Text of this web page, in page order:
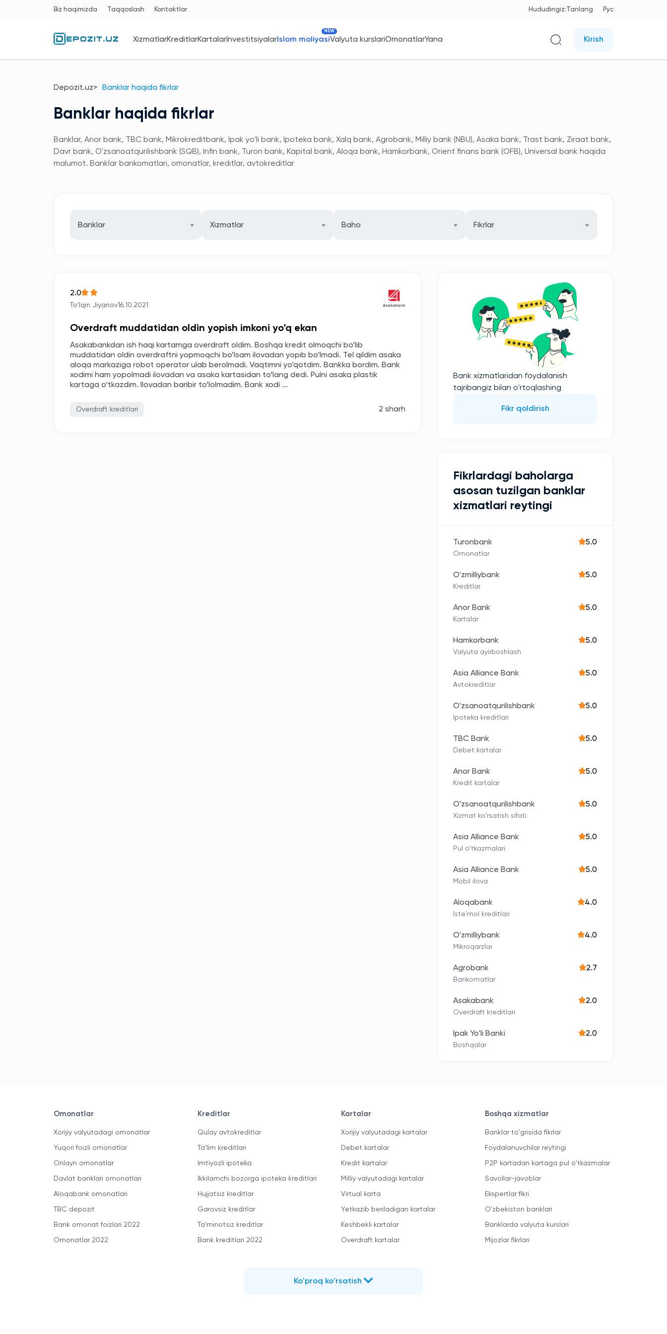
Biz haqimizda Taqqoslash Kontaktlar Hududingiz:Tanlang Рус
XizmatlarKreditlarKartalarInvestitsiyalarIslom moliyasi
NEW
Valyuta kurslariOmonatlarYana Kirish
Depozit.uz Banklar haqida fikrlar
Banklar haqida fikrlar
Banklar, Anor bank, TBC bank, Mikrokreditbank, Ipak yo'li bank, Ipoteka bank, Xalq bank, Agrobank, Milliy bank (NBU), Asaka bank, Trast bank, Ziraat bank,
Davr bank, O'zsanoatqurilishbank (SQB), Infin bank, Turon bank, Kapital bank, Aloqa bank, Hamkorbank, Orient finans bank (OFB), Universal bank haqida
malumot. Banklar bankomatlari, omonatlar, kreditlar, avtokreditlar
Banklar Xizmatlar Baho Fikrlar
2.0
Toʻlqin Jiyanov16.10.2021
Overdraft muddatidan oldin yopish imkoni yo‘q ekan
Asakabankdan ish haqi kartamga overdraft oldim. Boshqa kredit olmoqchi bo‘lib
muddatidan oldin overdraftni yopmoqchi bo‘lsam ilovadan yopib bo‘lmadi. Tel qildim asaka
aloqa markaziga robot operator ulab berolmadi. Vaqtimni yo‘qotdim. Bankka bordim. Bank
xodimi ham yopolmadi ilovadan va asaka kartasidan to‘lang dedi. Pulni asaka plastik
kartaga o‘tkazdim. Ilovadan baribir to‘lolmadim. Bank xodi ...
Overdraft kreditlari 2 sharh
Bank xizmatlaridan foydalanish
tajribangiz bilan o'rtoqlashing
Fikr qoldirish
Fikrlardagi baholarga
asosan tuzilgan banklar
xizmatlari reytingi
Turonbank 5.0
Omonatlar
O'zmilliybank 5.0
Kreditlar
Anor Bank 5.0
Kartalar
Hamkorbank 5.0
Valyuta ayirboshlash
Asia Alliance Bank 5.0
Avtokreditlar
O'zsanoatqurilishbank 5.0
Ipoteka kreditlari
TBC Bank 5.0
Debet kartalar
Anor Bank 5.0
Kredit kartalar
O'zsanoatqurilishbank 5.0
Xizmat ko'rsatish sifati
Asia Alliance Bank 5.0
Pul o'tkazmalari
Asia Alliance Bank 5.0
Mobil ilova
Aloqabank 4.0
Iste'mol kreditlari
O'zmilliybank 4.0
Mikroqarzlar
Agrobank 2.7
Bankomatlar
Asakabank 2.0
Overdraft kreditlari
Ipak Yo'li Banki 2.0
Boshqalar
Omonatlar
Xorijiy valyutadagi omonatlar
Yuqori foizli omonatlar
Onlayn omonatlar
Davlat banklari omonatlari
Aloqabank omonatlari
TBC depozit
Bank omonat foizlari 2022
Omonatlar 2022
Kreditlar
Qulay avtokreditlar
Ta'lim kreditlari
Imtiyozli ipoteka
Ikkilamchi bozorga ipoteka kreditlari
Hujjatsiz kreditlar
Garovsiz kreditlar
Ta'minotsiz kreditlar
Bank kreditlari 2022
Kartalar
Xorijiy valyutadagi kartalar
Debet kartalar
Kredit kartalar
Milliy valyutadagi kartalar
Virtual karta
Yetkazib beriladigan kartalar
Keshbekli kartalar
Overdraft kartalar
Boshqa xizmatlar
Banklar to'grisida fikrlar
Foydalanuvchilar reytingi
P2P kartadan kartaga pul o'tkazmalar
Savollar-javoblar
Ekspertlar fikri
O'zbekiston banklari
Banklarda valyuta kurslari
Mijozlar fikrlari
Ko'proq ko'rsatish